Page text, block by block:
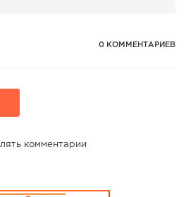
0 КОММЕНТАРИЕВ
комментарии